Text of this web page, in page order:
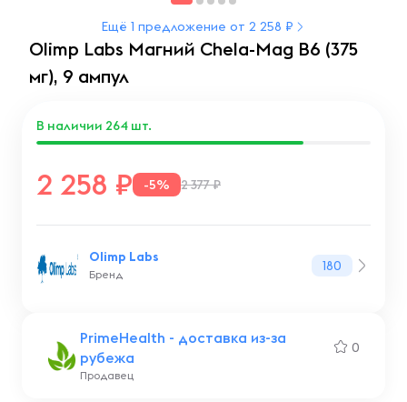
Ещё 1 предложение от 2 258 ₽
Olimp Labs Магний Chela-Mag B6 (375
мг), 9 ампул
PrimeHealth - доставка из-за
рубежа
0
Продавец
2 258 -5% 2 377 ₽
В наличии 264 шт.
Olimp Labs
Бренд
180